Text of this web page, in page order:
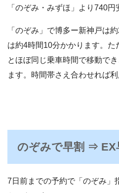
「のぞみ・みずほ」より740円
「のぞみ」で博多ー新神戸は
は約4時間10分かかります。た
とほぼ同じ乗車時間で移動で
ます。時間帯さえ合わせれば利
のぞみで早割 ⇒ EX
7日前までの予約で「のぞみ」